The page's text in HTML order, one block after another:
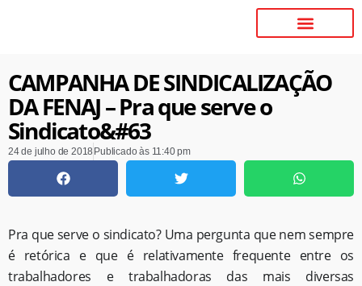
CAMPANHA DE SINDICALIZAÇÃO
DA FENAJ – Pra que serve o
Sindicato&#63
24 de julho de 2018 Publicado às 11:40 pm
Pra que serve o sindicato? Uma pergunta que nem sempre
é retórica e que é relativamente frequente entre os
trabalhadores e trabalhadoras das mais diversas